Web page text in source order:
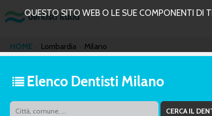
QUESTO SITO WEB O LE SUE COMPONENTI DI
HOME Lombardia Milano
Elenco Dentisti Milano